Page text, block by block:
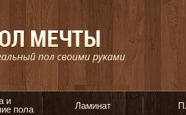
и
пола
Ламинат